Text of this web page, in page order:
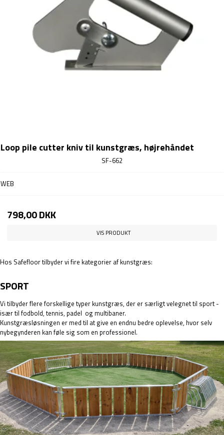
Loop pile cutter kniv til kunstgræs, højrehåndet
SF-662
WEB
798,00 DKK
VIS PRODUKT
Hos Safefloor tilbyder vi fire kategorier af kunstgræs:
SPORT
Vi tilbyder flere forskellige typer kunstgræs, der er særligt velegnet til sport -
især til fodbold, tennis, padel og multibaner.
Kunstgræsløsningen er med til at give en endnu bedre oplevelse, hvor selv
nybegynderen kan føle sig som en professionel.